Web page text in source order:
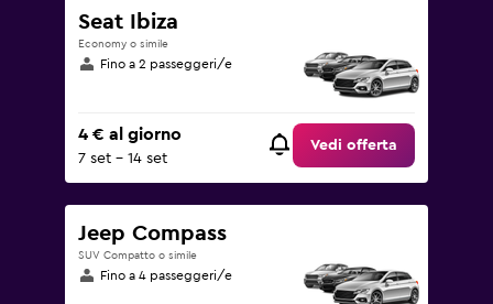
Seat Ibiza
Economy o simile
Fino a 2 passeggeri/e
4 € al giorno
7 set - 14 set
Vedi offerta
Jeep Compass
SUV Compatto o simile
Fino a 4 passeggeri/e